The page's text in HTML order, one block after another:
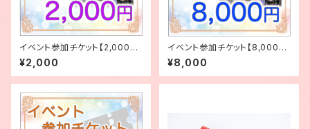
イベント参加チケット【2,000
円】
¥2,000
イベント参加チケット【8,000
円】
¥8,000